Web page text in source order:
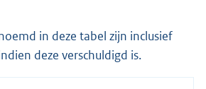
in deze tabel zijn inclusief
deze verschuldigd is.